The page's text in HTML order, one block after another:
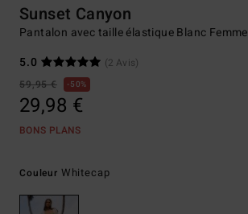
Sunset Canyon
Pantalon avec taille élastique Blanc Femme
5.0
(2 Avis)
59,95 €
50%
29,98 €
BONS PLANS
Couleur Whitecap